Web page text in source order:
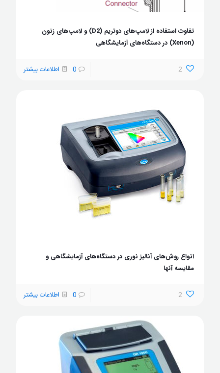
تفاوت استفاده از لامپ‌های دوتریم (D2) و لامپ‌های زنون
(Xenon) در دستگاه‌های آزمایشگاهی
2
0 اطلاعات بیشتر
انواع روش‌های آنالیز نوری در دستگاه‌های آزمایشگاهی و
مقایسه آنها
2
0 اطلاعات بیشتر